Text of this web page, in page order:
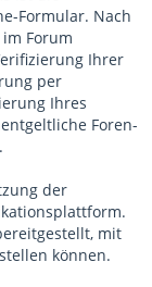
Formular. Nach
Forum
Ihrer
per
Ihres
Foren-
der
mit
können.